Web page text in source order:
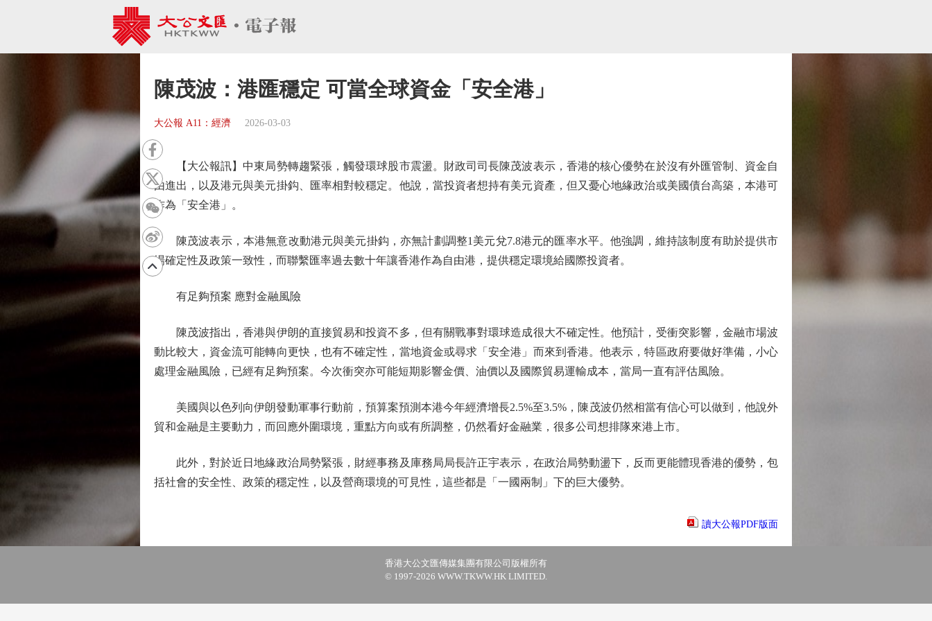
陳茂波：港匯穩定 可當全球資金「安全港」
大公報 A11：經濟 2026-03-03
【大公報訊】中東局勢轉趨緊張，觸發環球股市震盪。財政司司長陳茂波表示，香港的核心優勢在於沒有外匯管制、資金自
由進出，以及港元與美元掛鈎、匯率相對較穩定。他說，當投資者想持有美元資產，但又憂心地緣政治或美國債台高築，本港可
作為「安全港」。
陳茂波表示，本港無意改動港元與美元掛鈎，亦無計劃調整1美元兌7.8港元的匯率水平。他強調，維持該制度有助於提供市
場確定性及政策一致性，而聯繫匯率過去數十年讓香港作為自由港，提供穩定環境給國際投資者。
有足夠預案 應對金融風險
陳茂波指出，香港與伊朗的直接貿易和投資不多，但有關戰事對環球造成很大不確定性。他預計，受衝突影響，金融市場波
動比較大，資金流可能轉向更快，也有不確定性，當地資金或尋求「安全港」而來到香港。他表示，特區政府要做好準備，小心
處理金融風險，已經有足夠預案。今次衝突亦可能短期影響金價、油價以及國際貿易運輸成本，當局一直有評估風險。
美國與以色列向伊朗發動軍事行動前，預算案預測本港今年經濟增長2.5%至3.5%，陳茂波仍然相當有信心可以做到，他說外
貿和金融是主要動力，而回應外圍環境，重點方向或有所調整，仍然看好金融業，很多公司想排隊來港上市。
此外，對於近日地緣政治局勢緊張，財經事務及庫務局局長許正宇表示，在政治局勢動盪下，反而更能體現香港的優勢，包
括社會的安全性、政策的穩定性，以及營商環境的可見性，這些都是「一國兩制」下的巨大優勢。
讀大公報PDF版面
香港大公文匯傳媒集團有限公司版權所有
© 1997-2026 WWW.TKWW.HK LIMITED.